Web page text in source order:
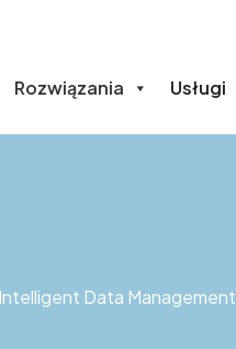
Rozwiązania Usługi
Data Management